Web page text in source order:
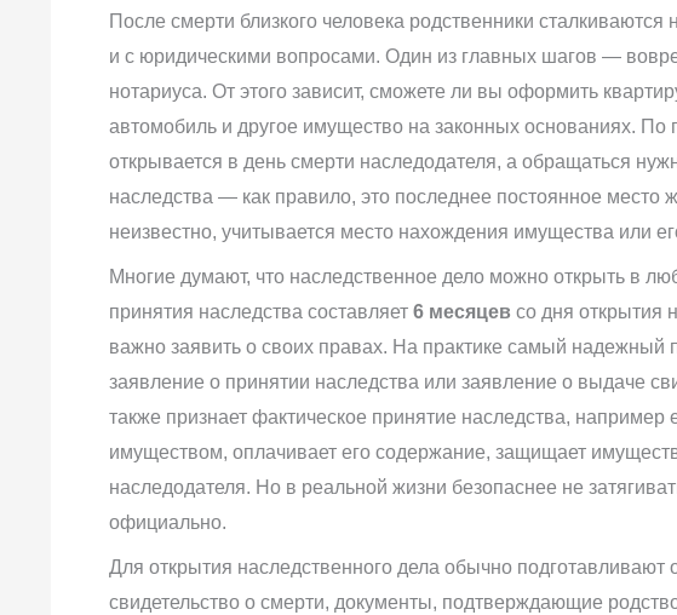
После смерти близкого человека родственники
и с юридическими вопросами. Один из главных шагов —
нотариуса. От этого зависит, сможете ли вы оформить
автомобиль и другое имущество на законных основаниях. По
открывается в день смерти наследодателя, а обращаться
наследства — как правило, это последнее постоянное место
неизвестно, учитывается место нахождения имущества или
Многие думают, что наследственное дело можно открыть в
принятия наследства составляет 6 месяцев со дня открытия
важно заявить о своих правах. На практике самый надежный
заявление о принятии наследства или заявление о выдаче
также признает фактическое принятие наследства, например
имуществом, оплачивает его содержание, защищает
наследодателя. Но в реальной жизни безопаснее не
официально.
Для открытия наследственного дела обычно подготавливают
свидетельство о смерти, документы, подтверждающие